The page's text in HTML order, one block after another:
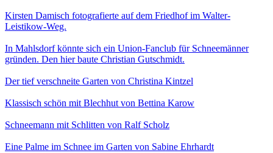
Kirsten Damisch fotografierte auf dem Friedhof im Walter-
Leistikow-Weg.
In Mahlsdorf könnte sich ein Union-Fanclub für Schneemänner
gründen. Den hier baute Christian Gutschmidt.
Der tief verschneite Garten von Christina Kintzel
Klassisch schön mit Blechhut von Bettina Karow
Schneemann mit Schlitten von Ralf Scholz
Eine Palme im Schnee im Garten von Sabine Ehrhardt